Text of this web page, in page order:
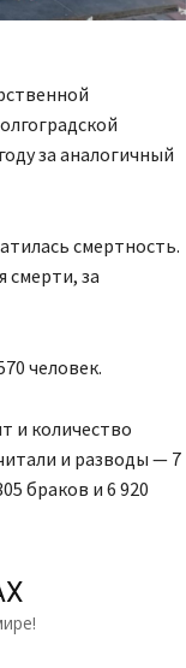
за аналогичный
смертность.
смерти, за
человек.
и количество
и разводы — 7
браков и 6 920